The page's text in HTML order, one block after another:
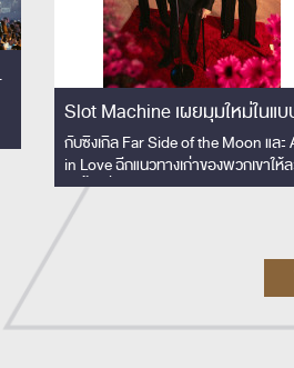
Slot Machine เผยมุมใหม่ในแ
ไม่เคยเปิดที่ไหน
กับซิงเกิล Far Side of the Moon และ
in Love ฉีกแนวทางเก่าของพวกเขาให้ล
ยิ่งขึ้นเพื่อประกอบซีรีส์ Shine